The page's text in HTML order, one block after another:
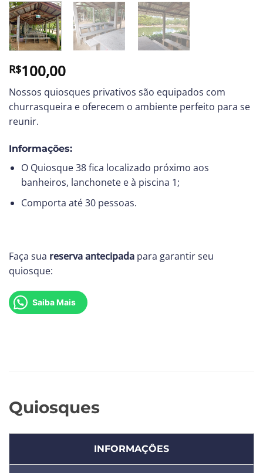
R$100,00
Nossos quiosques privativos são equipados com
churrasqueira e oferecem o ambiente perfeito para se
reunir.
Informações:
O Quiosque 38 fica localizado próximo aos
banheiros, lanchonete e à piscina 1;
Comporta até 30 pessoas.
Faça sua reserva antecipada para garantir seu
quiosque:
Saiba Mais
Quiosques
INFORMAÇÔES